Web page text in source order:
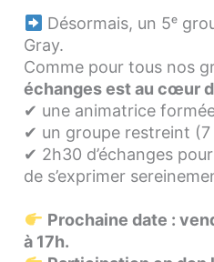
Désormais, un 5ᵉ
Gray.
Comme pour tous nos
échanges est au cœur
✔ une animatrice
✔ un groupe restreint
✔ 2h30 d’échanges
de s’exprimer
Prochaine date :
à 17h.